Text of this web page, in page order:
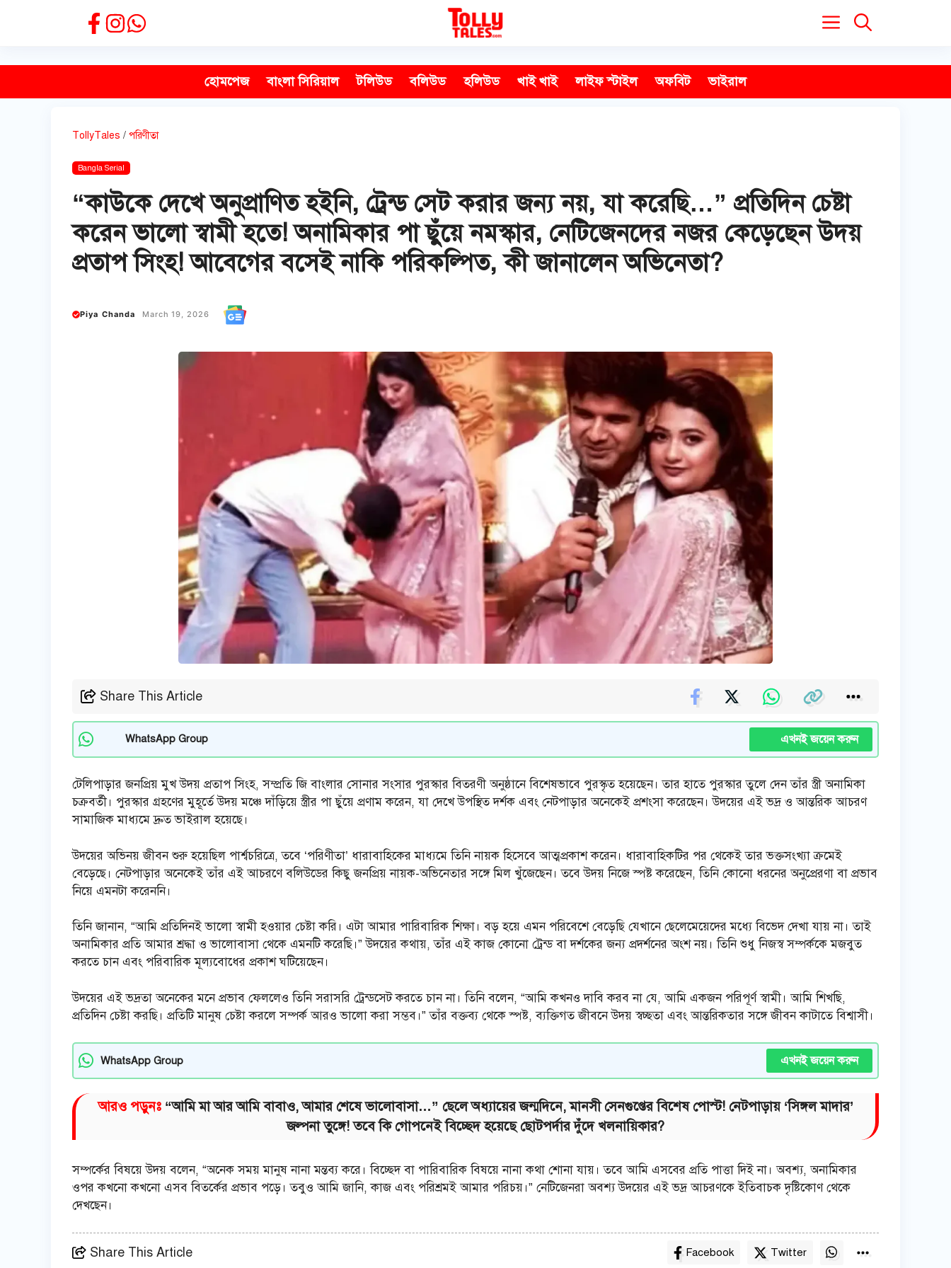
হোমপেজ বাংলা সিরিয়াল টলিউড বলিউড হলিউড খাই খাই লাইফ স্টাইল অফবিট ভাইরাল
TollyTales / পরিণীতা
Bangla Serial
“কাউকে দেখে অনুপ্রাণিত হইনি, ট্রেন্ড সেট করার জন্য নয়, যা করেছি…” প্রতিদিন চেষ্টা
করেন ভালো স্বামী হতে! অনামিকার পা ছুঁয়ে নমস্কার, নেটিজেনদের নজর কেড়েছেন উদয়
প্রতাপ সিংহ! আবেগের বসেই নাকি পরিকল্পিত, কী জানালেন অভিনেতা?
Piya Chanda March 19, 2026
Share This Article
WhatsApp Group এখনই জয়েন করুন
টেলিপাড়ার জনপ্রিয় মুখ উদয় প্রতাপ সিংহ, সম্প্রতি জি বাংলার সোনার সংসার পুরস্কার বিতরণী অনুষ্ঠানে বিশেষভাবে পুরস্কৃত হয়েছেন। তার হাতে পুরস্কার তুলে দেন তাঁর স্ত্রী অনামিকা
চক্রবর্তী। পুরস্কার গ্রহণের মুহূর্তে উদয় মঞ্চে দাঁড়িয়ে স্ত্রীর পা ছুঁয়ে প্রণাম করেন, যা দেখে উপস্থিত দর্শক এবং নেটপাড়ার অনেকেই প্রশংসা করেছেন। উদয়ের এই ভদ্র ও আন্তরিক আচরণ
সামাজিক মাধ্যমে দ্রুত ভাইরাল হয়েছে।
উদয়ের অভিনয় জীবন শুরু হয়েছিল পার্শ্বচরিত্রে, তবে ‘পরিণীতা’ ধারাবাহিকের মাধ্যমে তিনি নায়ক হিসেবে আত্মপ্রকাশ করেন। ধারাবাহিকটির পর থেকেই তার ভক্তসংখ্যা ক্রমেই
বেড়েছে। নেটপাড়ার অনেকেই তাঁর এই আচরণে বলিউডের কিছু জনপ্রিয় নায়ক-অভিনেতার সঙ্গে মিল খুঁজেছেন। তবে উদয় নিজে স্পষ্ট করেছেন, তিনি কোনো ধরনের অনুপ্রেরণা বা প্রভাব
নিয়ে এমনটা করেননি।
তিনি জানান, “আমি প্রতিদিনই ভালো স্বামী হওয়ার চেষ্টা করি। এটা আমার পারিবারিক শিক্ষা। বড় হয়ে এমন পরিবেশে বেড়েছি যেখানে ছেলেমেয়েদের মধ্যে বিভেদ দেখা যায় না। তাই
অনামিকার প্রতি আমার শ্রদ্ধা ও ভালোবাসা থেকে এমনটি করেছি।” উদয়ের কথায়, তাঁর এই কাজ কোনো ট্রেন্ড বা দর্শকের জন্য প্রদর্শনের অংশ নয়। তিনি শুধু নিজস্ব সম্পর্ককে মজবুত
করতে চান এবং পরিবারিক মূল্যবোধের প্রকাশ ঘটিয়েছেন।
উদয়ের এই ভদ্রতা অনেকের মনে প্রভাব ফেললেও তিনি সরাসরি ট্রেন্ডসেট করতে চান না। তিনি বলেন, “আমি কখনও দাবি করব না যে, আমি একজন পরিপূর্ণ স্বামী। আমি শিখছি,
প্রতিদিন চেষ্টা করছি। প্রতিটি মানুষ চেষ্টা করলে সম্পর্ক আরও ভালো করা সম্ভব।” তাঁর বক্তব্য থেকে স্পষ্ট, ব্যক্তিগত জীবনে উদয় স্বচ্ছতা এবং আন্তরিকতার সঙ্গে জীবন কাটাতে বিশ্বাসী।
WhatsApp Group এখনই জয়েন করুন
আরও পড়ুনঃ “আমি মা আর আমি বাবাও, আমার শেষে ভালোবাসা…” ছেলে অধ্যায়ের জন্মদিনে, মানসী সেনগুপ্তের বিশেষ পোস্ট! নেটপাড়ায় ‘সিঙ্গল মাদার’
জল্পনা তুঙ্গে! তবে কি গোপনেই বিচ্ছেদ হয়েছে ছোটপর্দার দুঁদে খলনায়িকার?
সম্পর্কের বিষয়ে উদয় বলেন, “অনেক সময় মানুষ নানা মন্তব্য করে। বিচ্ছেদ বা পারিবারিক বিষয়ে নানা কথা শোনা যায়। তবে আমি এসবের প্রতি পাত্তা দিই না। অবশ্য, অনামিকার
ওপর কখনো কখনো এসব বিতর্কের প্রভাব পড়ে। তবুও আমি জানি, কাজ এবং পরিশ্রমই আমার পরিচয়।” নেটিজেনরা অবশ্য উদয়ের এই ভদ্র আচরণকে ইতিবাচক দৃষ্টিকোণ থেকে
দেখছেন।
Share This Article Facebook Twitter